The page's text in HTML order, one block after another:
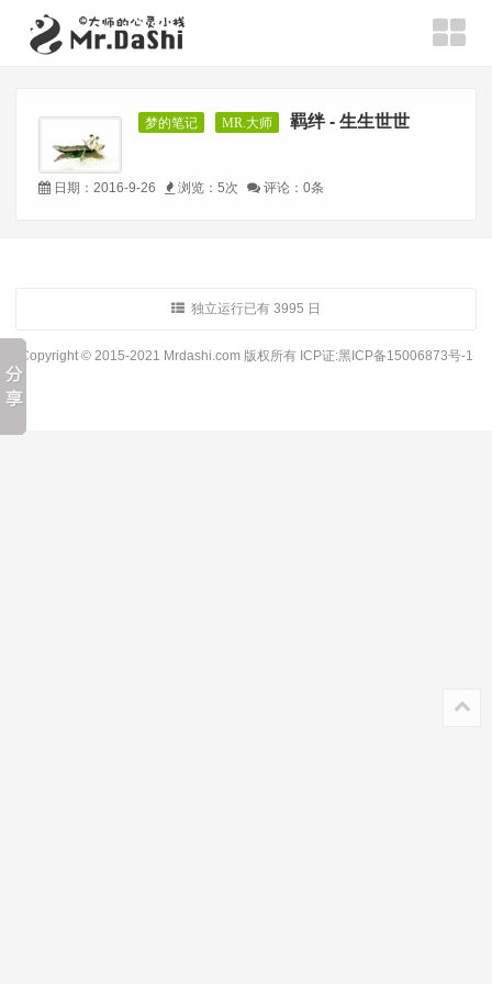
梦的笔记 MR.大师 羁绊 - 生生世世
日期：2016-9-26 浏览：5次 评论：0条
独立运行已有 3995 日
Copyright © 2015-2021 Mrdashi.com 版权所有 ICP证:黑ICP备15006873号-1